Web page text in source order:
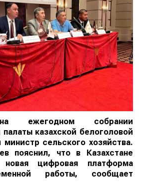
собрании
палаты казахской белоголовой
сельского хозяйства.
пояснил, что в Казахстане
цифровая платформа
работы, сообщает